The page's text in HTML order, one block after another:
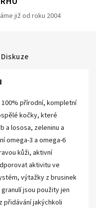
již od roku 2004
Diskuze
přírodní, kompletní
kočky, které
a lososa, zeleninu a
omega-3 a omega-6
kůži, aktivní
aktivitu ve
výtažky z brusinek
jsou použity jen
přidávání jakýchkoli